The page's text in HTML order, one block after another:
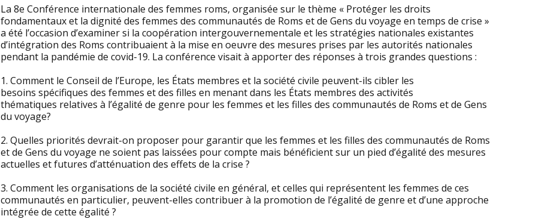
La 8e Conférence internationale des femmes roms, organisée sur le thème « Protéger les droits
fondamentaux et la dignité des femmes des communautés de Roms et de Gens du voyage en temps de crise »
a été l’occasion d’examiner si la coopération intergouvernementale et les stratégies nationales existantes
d’intégration des Roms contribuaient à la mise en oeuvre des mesures prises par les autorités nationales
pendant la pandémie de covid-19. La conférence visait à apporter des réponses à trois grandes questions :
1. Comment le Conseil de l’Europe, les États membres et la société civile peuvent-ils cibler les
besoins spécifiques des femmes et des filles en menant dans les États membres des activités
thématiques relatives à l’égalité de genre pour les femmes et les filles des communautés de Roms et de Gens
du voyage?
2. Quelles priorités devrait-on proposer pour garantir que les femmes et les filles des communautés de Roms
et de Gens du voyage ne soient pas laissées pour compte mais bénéficient sur un pied d’égalité des mesures
actuelles et futures d’atténuation des effets de la crise ?
3. Comment les organisations de la société civile en général, et celles qui représentent les femmes de ces
communautés en particulier, peuvent-elles contribuer à la promotion de l’égalité de genre et d’une approche
intégrée de cette égalité ?